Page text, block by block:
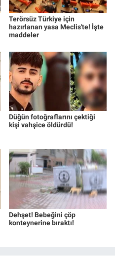
Terörsüz Türkiye için
hazırlanan yasa Meclis'te! İşte
maddeler
Düğün fotoğraflarını çektiği
kişi vahşice öldürdü!
Dehşet! Bebeğini çöp
konteynerine bıraktı!